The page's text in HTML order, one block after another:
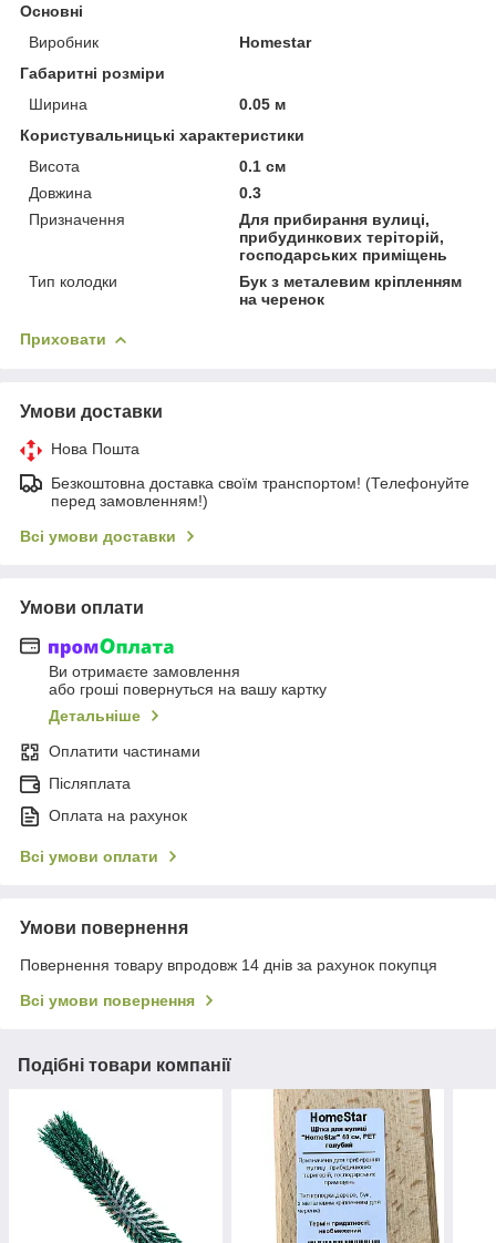
Основні
Виробник
Homestar
Габаритні розміри
Ширина
0.05 м
Користувальницькі характеристики
Висота
0.1 см
Довжина
0.3
Призначення
Для прибирання вулиці,
прибудинкових теріторій,
господарських приміщень
Тип колодки
Бук з металевим кріпленням
на черенок
Приховати
Умови доставки
Нова Пошта
Безкоштовна доставка своїм транспортом! (Телефонуйте
перед замовленням!)
Всі умови доставки
Умови оплати
Ви отримаєте замовлення
або гроші повернуться на вашу картку
Детальніше
Оплатити частинами
Післяплата
Оплата на рахунок
Всі умови оплати
Умови повернення
Повернення товару впродовж 14 днів за рахунок покупця
Всі умови повернення
Подібні товари компанії